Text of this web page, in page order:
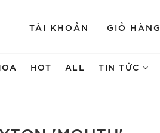
TÀI KHOẢN GIỎ HÀNG
HOT ALL TIN TỨC